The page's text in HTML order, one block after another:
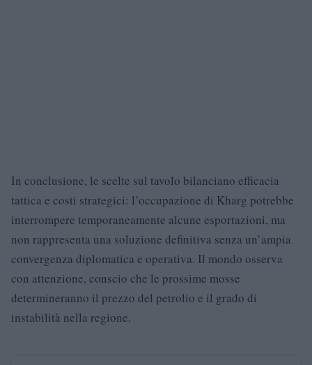
In conclusione, le scelte sul tavolo bilanciano efficacia
tattica e costi strategici: l’occupazione di Kharg potrebbe
interrompere temporaneamente alcune esportazioni, ma
non rappresenta una soluzione definitiva senza un’ampia
convergenza diplomatica e operativa. Il mondo osserva
con attenzione, conscio che le prossime mosse
determineranno il prezzo del petrolio e il grado di
instabilità nella regione.